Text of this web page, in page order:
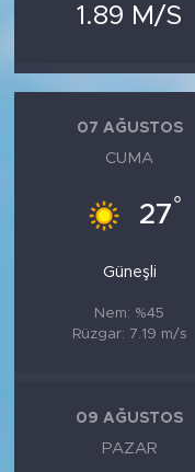
1.89 M/S
07 AĞUSTOS
CUMA
27°
Güneşli
Nem: %45
Rüzgar: 7.19 m/s
09 AĞUSTOS
PAZAR